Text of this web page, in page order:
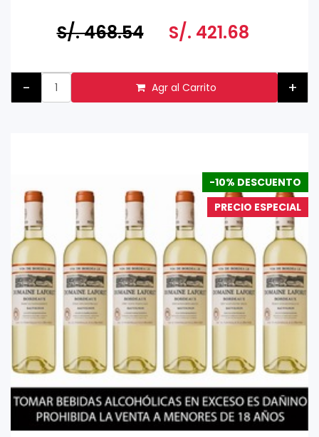
S/. 468.54 S/. 421.68
- Agr al Carrito +
-10% DESCUENTO
PRECIO ESPECIAL